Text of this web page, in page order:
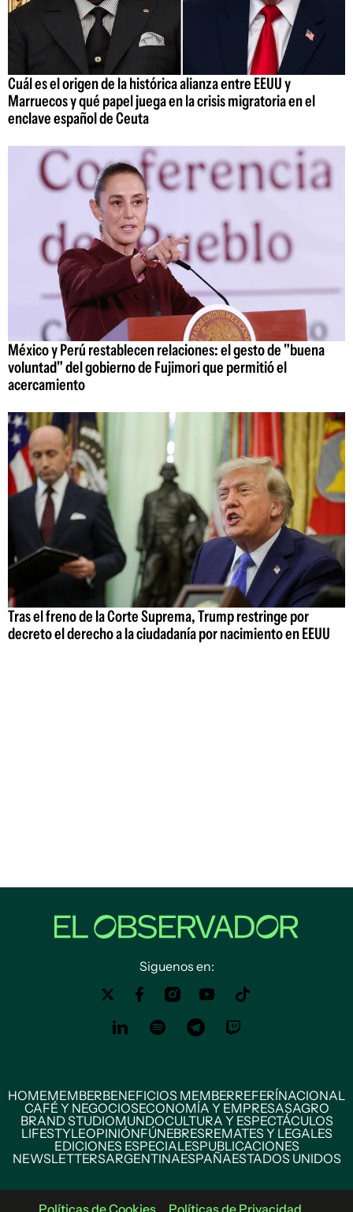
Cuál es el origen de la histórica alianza entre EEUU y
Marruecos y qué papel juega en la crisis migratoria en el
enclave español de Ceuta
México y Perú restablecen relaciones: el gesto de "buena
voluntad" del gobierno de Fujimori que permitió el
acercamiento
Tras el freno de la Corte Suprema, Trump restringe por
decreto el derecho a la ciudadanía por nacimiento en EEUU
Siguenos en:
HOMEMEMBERBENEFICIOS MEMBERREFERÍNACIONAL
CAFÉ Y NEGOCIOSECONOMÍA Y EMPRESASAGRO
BRAND STUDIOMUNDOCULTURA Y ESPECTÁCULOS
LIFESTYLEOPINIÓNFÚNEBRESREMATES Y LEGALES
EDICIONES ESPECIALESPUBLICACIONES
NEWSLETTERSARGENTINAESPAÑAESTADOS UNIDOS